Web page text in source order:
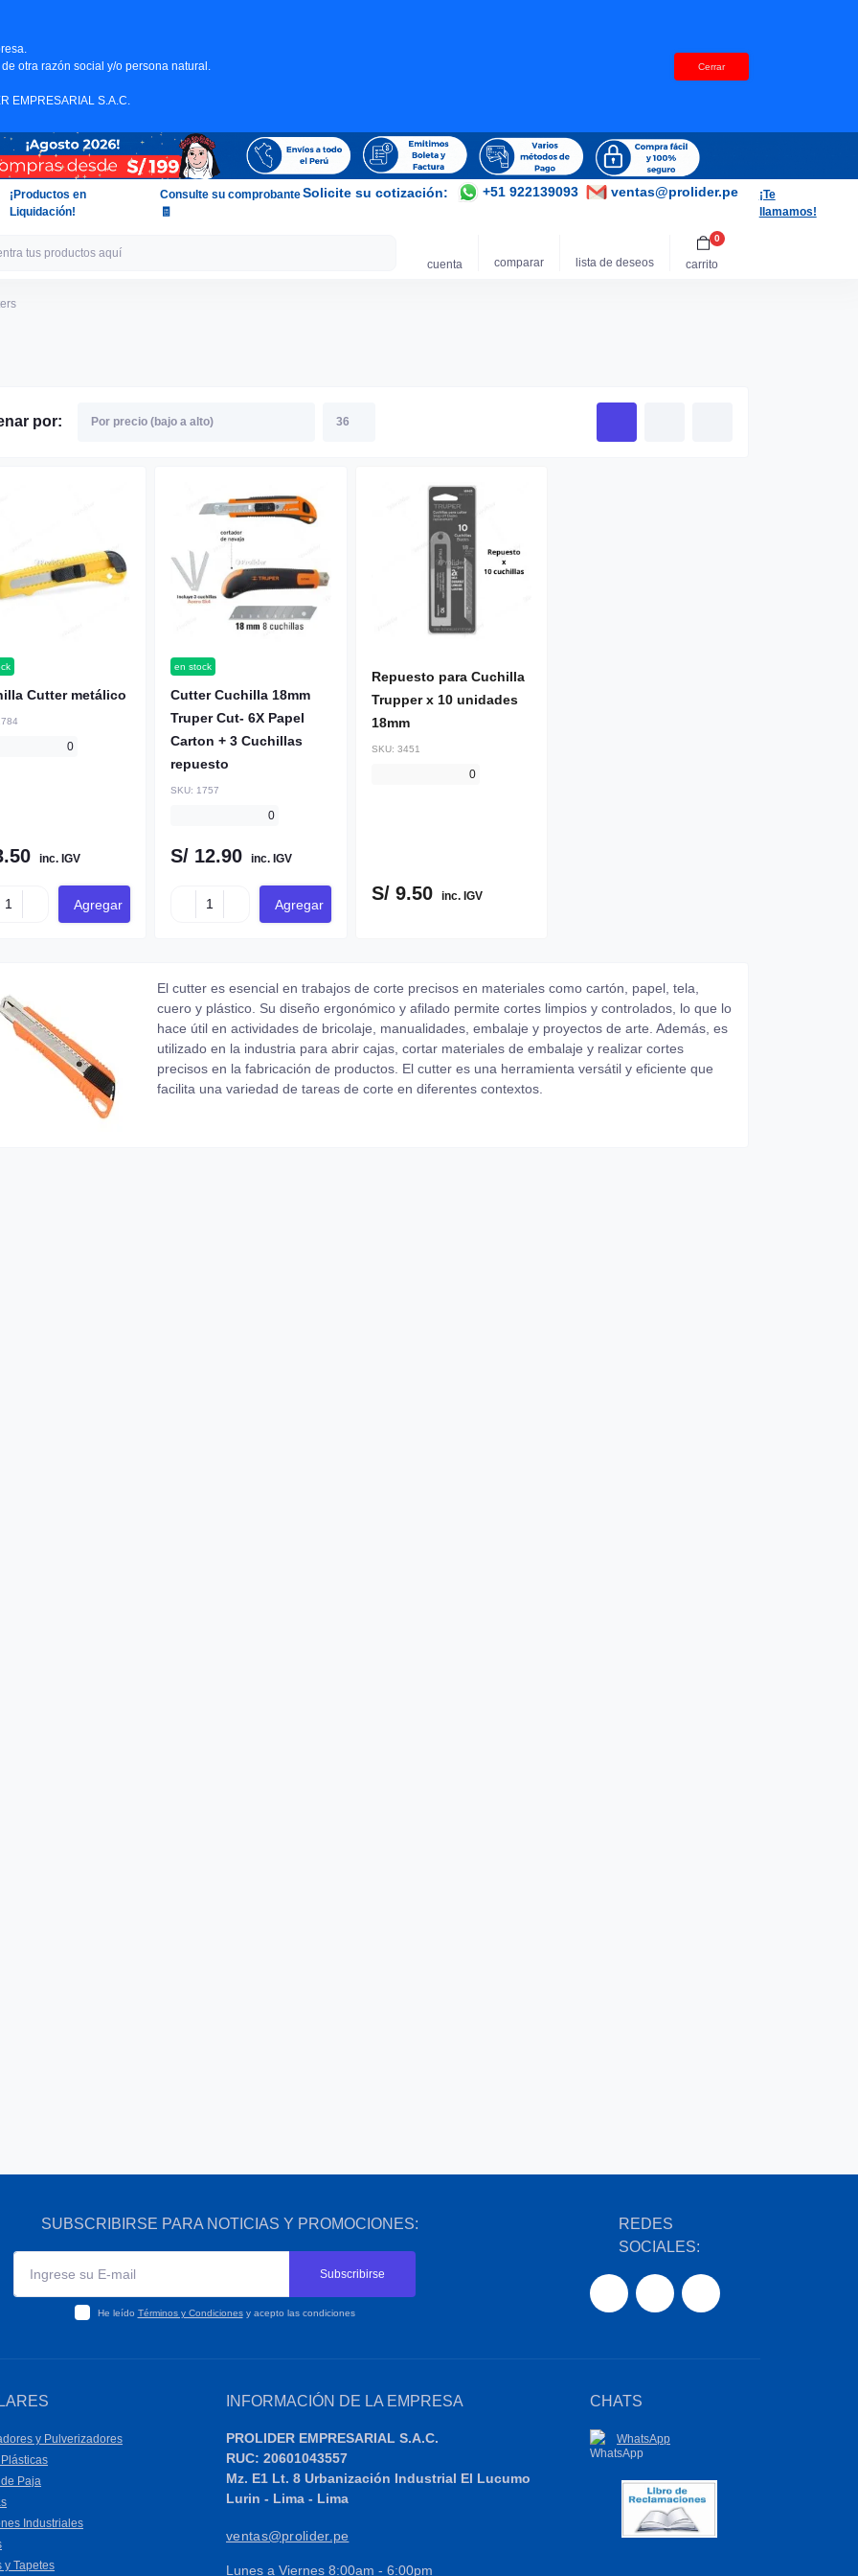
otra razón social y/o persona natural.
EMPRESARIAL S.A.C.
Cerrar
¡Productos en
Liquidación!
Consulte su comprobante
🧾
Solicite su cotización: +51 922139093 ventas@prolider.pe
¡Te
llamamos!
cuenta comparar lista de deseos carrito
0
por:
Cutter metálico
0
inc. IGV
Agregar
en stock
Cutter Cuchilla 18mm
Truper Cut- 6X Papel
Carton + 3 Cuchillas
repuesto
SKU: 1757
0
S/ 12.90 inc. IGV
Agregar
Repuesto para Cuchilla
Trupper x 10 unidades
18mm
SKU: 3451
0
S/ 9.50 inc. IGV
El cutter es esencial en trabajos de corte precisos en materiales como cartón, papel, tela,
cuero y plástico. Su diseño ergonómico y afilado permite cortes limpios y controlados, lo que lo
hace útil en actividades de bricolaje, manualidades, embalaje y proyectos de arte. Además, es
utilizado en la industria para abrir cajas, cortar materiales de embalaje y realizar cortes
precisos en la fabricación de productos. El cutter es una herramienta versátil y eficiente que
facilita una variedad de tareas de corte en diferentes contextos.
REDES
SOCIALES:
SUBSCRIBIRSE PARA NOTICIAS Y PROMOCIONES:
Subscribirse
He leído Términos y Condicionesy acepto las condiciones
y Pulverizadores
Paja
Industriales
y Tapetes
INFORMACIÓN DE LA EMPRESA
PROLIDER EMPRESARIAL S.A.C.
RUC: 20601043557
Mz. E1 Lt. 8 Urbanización Industrial El Lucumo
Lurin - Lima - Lima
ventas@prolider.pe
Lunes a Viernes 8:00am - 6:00pm
CHATS
WhatsApp